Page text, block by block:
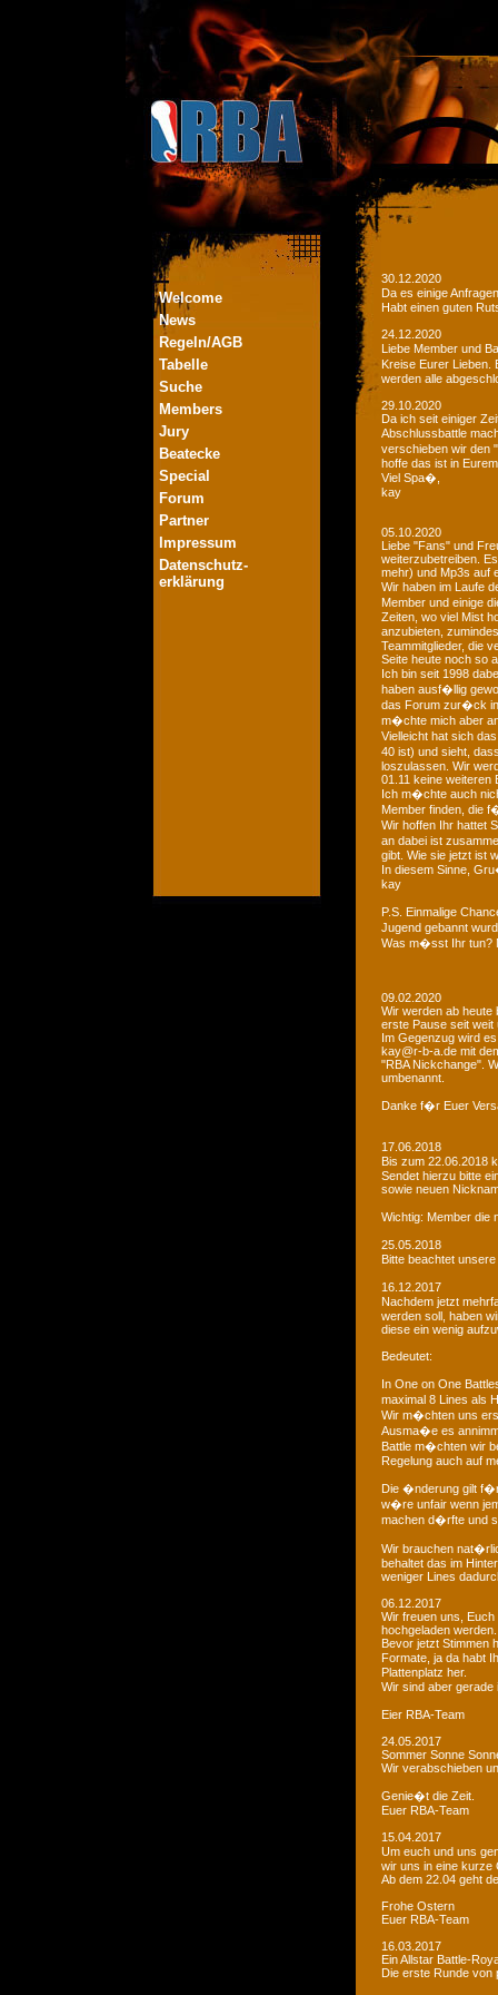
Welcome
News
Regeln/AGB
Tabelle
Suche
Members
Jury
Beatecke
Special
Forum
Partner
Impressum
Datenschutz-
erklärung
30.12.2020
Da es einige
Habt einen guten
24.12.2020
Liebe Member und
Kreise Eurer Lieben.
werden alle
29.10.2020
Da ich seit einiger
Abschlussbattle
verschieben wir den
hoffe das ist in
Viel Spa�,
kay
05.10.2020
Liebe "Fans" und
weiterzubetreiben.
mehr) und Mp3s auf
Wir haben im Laufe
Member und einige
Zeiten, wo viel Mist
anzubieten,
Teammitglieder, die
Seite heute noch so
Ich bin seit 1998
haben ausf�llig
das Forum zur�ck
m�chte mich aber
Vielleicht hat sich
40 ist) und sieht,
loszulassen. Wir
01.11 keine weiteren
Ich m�chte auch
Member finden, die
Wir hoffen Ihr hattet
an dabei ist
gibt. Wie sie jetzt ist
In diesem Sinne,
kay
P.S. Einmalige
Jugend gebannt
Was m�sst Ihr tun?
09.02.2020
Wir werden ab heute
erste Pause seit weit
Im Gegenzug wird
kay@r-b-a.de mit
"RBA Nickchange".
umbenannt.
Danke f�r Euer
17.06.2018
Bis zum 22.06.2018
Sendet hierzu bitte
sowie neuen
Wichtig: Member
25.05.2018
Bitte beachtet
16.12.2017
Nachdem jetzt
werden soll, haben
diese ein wenig
Bedeutet:
In One on One
maximal 8 Lines als
Wir m�chten uns
Ausma�e es
Battle m�chten wir
Regelung auch auf
Die �nderung gilt f�r
w�re unfair wenn
machen d�rfte und
Wir brauchen
behaltet das im
weniger Lines
06.12.2017
Wir freuen uns,
hochgeladen werden.
Bevor jetzt Stimmen
Formate, ja da habt
Plattenplatz her.
Wir sind aber
Eier RBA-Team
24.05.2017
Sommer Sonne
Wir verabschieben
Genie�t die Zeit.
Euer RBA-Team
15.04.2017
Um euch und uns
wir uns in eine kurze
Ab dem 22.04 geht
Frohe Ostern
Euer RBA-Team
16.03.2017
Ein Allstar Battle-
Die erste Runde von